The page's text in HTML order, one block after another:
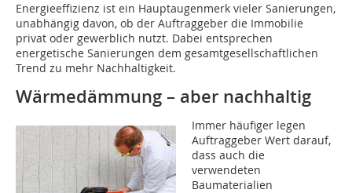
Energieeffizienz ist ein Hauptaugenmerk vieler Sanierungen,
unabhängig davon, ob der Auftraggeber die Immobilie
privat oder gewerblich nutzt. Dabei entsprechen
energetische Sanierungen dem gesamtgesellschaftlichen
Trend zu mehr Nachhaltigkeit.
Wärmedämmung – aber nachhaltig
Immer häufiger legen
Auftraggeber Wert darauf,
dass auch die
verwendeten
Baumaterialien